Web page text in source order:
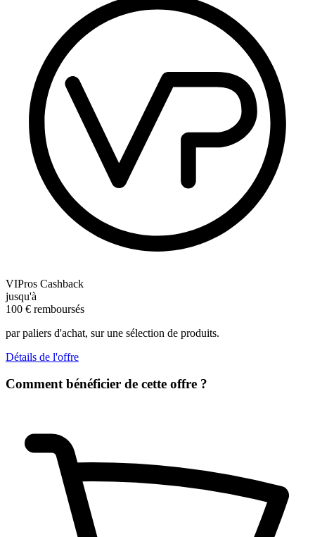
VIPros Cashback
jusqu'à
100 € remboursés
par paliers d'achat, sur une sélection de produits.
Détails de l'offre
Comment bénéficier de cette offre ?